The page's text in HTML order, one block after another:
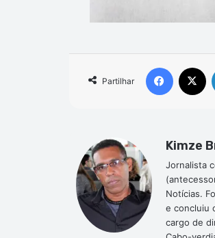
Partilhar
Facebook
Kimze
Jornalista
Notícias.
e concluiu
cargo de